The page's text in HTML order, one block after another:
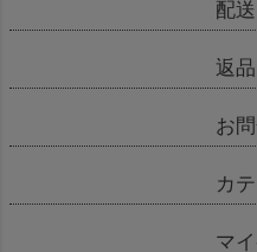
配
返
お
カ
マ